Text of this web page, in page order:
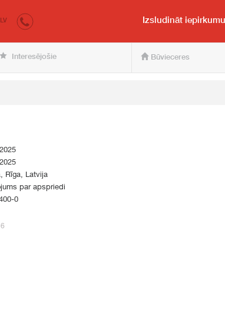
pircējam un pārdevējam
LV Izsludināt iepirkumu
Interesējošie Būvieceres
Rīga, Latvija
par apspriedi
0